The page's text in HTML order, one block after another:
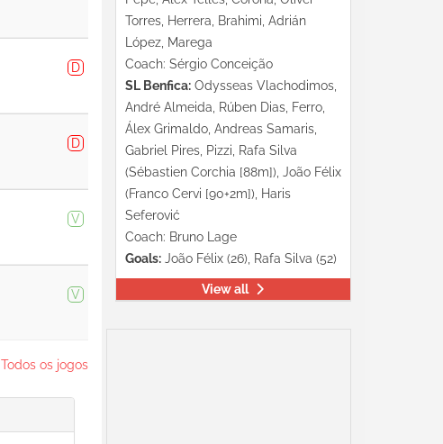
D
D
V
V
Todos os jogos
Torres, Herrera, Brahimi, Adrián
López, Marega
Coach: Sérgio Conceição
SL Benfica:Odysseas Vlachodimos,
André Almeida, Rúben Dias, Ferro,
Álex Grimaldo, Andreas Samaris,
Gabriel Pires, Pizzi, Rafa Silva
(Sébastien Corchia [88m]), João Félix
(Franco Cervi [90+2m]), Haris
Seferović
Coach: Bruno Lage
Goals:João Félix (26), Rafa Silva (52)
View all